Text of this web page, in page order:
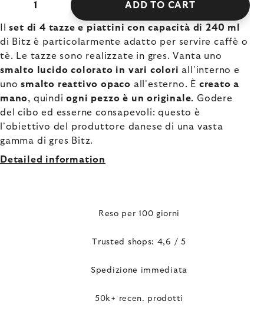
ADD TO CART
Ilset di 4 tazze e piattini con capacità di 240 ml
di Bitz è particolarmente adatto per servire caffè o
tè. Le tazze sono realizzate in gres. Vanta uno
smalto lucido colorato in vari colori all'interno e
unosmalto reattivo opaco all'esterno. È creato a
mano, quindiogni pezzo è un originale. Godere
del cibo ed esserne consapevoli: questo è
l'obiettivo del produttore danese di una vasta
gamma di gres Bitz.
Detailed information
Reso per 100 giorni
Trusted shops: 4,6 / 5
Spedizione immediata
50k+ recen. prodotti